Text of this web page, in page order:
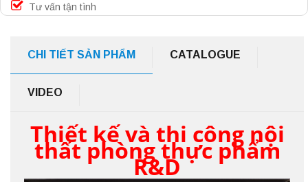
Tư vấn tận tình
CHI TIẾT SẢN PHẨM CATALOGUE
VIDEO
Thiết kế và thi công nội
thất phòng thực phẩm
R&D